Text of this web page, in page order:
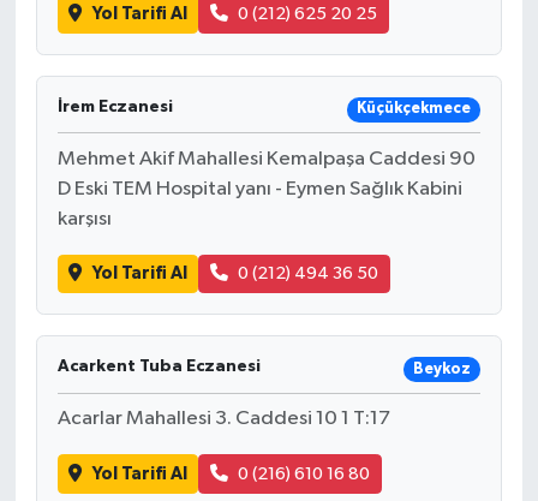
Yol Tarifi Al 0 (212) 625 20 25
İrem Eczanesi Küçükçekmece
Mehmet Akif Mahallesi Kemalpaşa Caddesi 90
D Eski TEM Hospital yanı - Eymen Sağlık Kabini
karşısı
Yol Tarifi Al 0 (212) 494 36 50
Acarkent Tuba Eczanesi Beykoz
Acarlar Mahallesi 3. Caddesi 10 1 T:17
Yol Tarifi Al 0 (216) 610 16 80